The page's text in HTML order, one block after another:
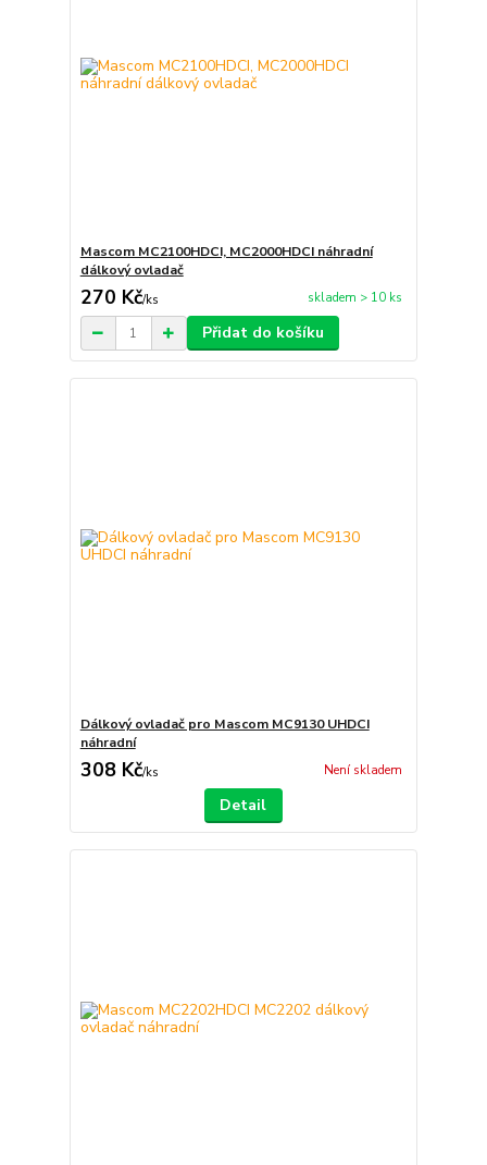
Mascom MC2100HDCI, MC2000HDCI náhradní
dálkový ovladač
270 Kč/ks skladem > 10 ks
Přidat do košíku
Dálkový ovladač pro Mascom MC9130 UHDCI
náhradní
308 Kč/ks Není skladem
Detail